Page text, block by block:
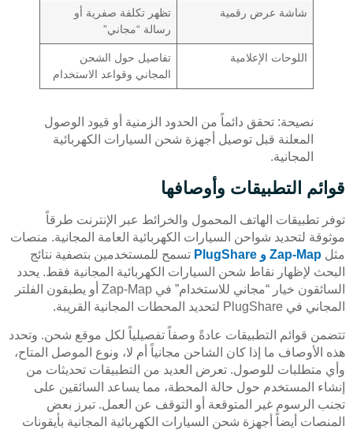
شاشة عرض رقمية
تظهر تكلفة صفرية أو
رسالة “مجاني”
اللوحات الإعلامية
تفاصيل حول الشحن
المجاني وقواعد الاستخدام
نصيحة: تحقق دائماً من الحدود الزمنية أو قيود الوصول
المعلنة قبل توصيل أجهزة شحن السيارات الكهربائية
المجانية.
قوائم التطبيقات وأوصافها
توفر تطبيقات الهاتف المحمول والخرائط عبر الإنترنت طرقاً
موثوقة لتحديد شواحن السيارات الكهربائية العامة المجانية. منصات
مثل Zap-Map و PlugShare
تسمح للمستخدمين بتصفية نتائج
البحث لإظهار نقاط شحن السيارات الكهربائية المجانية فقط. يحدد
السائقون خيار “مجاني للاستخدام” في Zap-Map أو يطبقون الفلتر
المجاني في PlugShare لتحديد المحطات المجانية القريبة.
تتضمن قوائم التطبيقات عادةً وصفاً تفصيلياً لكل موقع شحن. وتحدد
هذه الأوصاف ما إذا كان الشاحن مجانياً أم لا، ونوع الموصل المتاح،
وأي متطلبات للوصول. تعرض العديد من التطبيقات تحديثات من
إنشاء المستخدم حول حالة المحطة، مما يساعد السائقين على
تجنب الرسوم غير المتوقعة أو التوقف عن العمل. تبرز بعض
المنصات أيضاً أجهزة شحن السيارات الكهربائية المجانية بأيقونات